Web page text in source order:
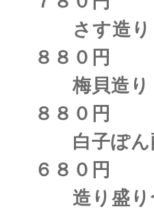
さ
８８０円
梅
８８０円
白子
６８０円
造り盛